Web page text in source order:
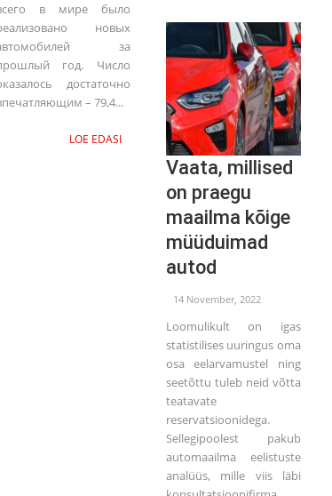
в мире было
новых
за
год. Число
достаточно
– 79,4...
LOE EDASI
Vaata, millised
on praegu
maailma kõige
müüduimad
autod
14 November, 2022
Loomulikult on igas
statistilises uuringus oma
osa eelarvamustel ning
seetõttu tuleb neid võtta
teatavate
reservatsioonidega.
Sellegipoolest pakub
automaailma eelistuste
analüüs, mille viis läbi